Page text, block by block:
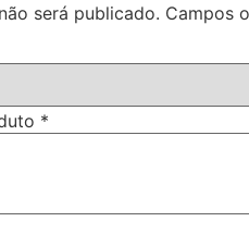
será publicado. Campos
*